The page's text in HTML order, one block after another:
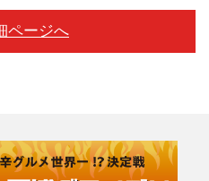
ページへ